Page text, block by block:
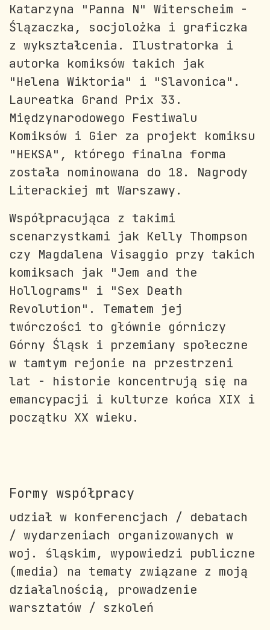
Katarzyna "Panna N" Witerscheim -
Ślązaczka, socjolożka i graficzka
z wykształcenia. Ilustratorka i
autorka komiksów takich jak
"Helena Wiktoria" i "Slavonica".
Laureatka Grand Prix 33.
Międzynarodowego Festiwalu
Komiksów i Gier za projekt komiksu
"HEKSA", którego finalna forma
została nominowana do 18. Nagrody
Literackiej mt Warszawy.
Współpracująca z takimi
scenarzystkami jak Kelly Thompson
czy Magdalena Visaggio przy takich
komiksach jak "Jem and the
Hollograms" i "Sex Death
Revolution". Tematem jej
twórczości to głównie górniczy
Górny Śląsk i przemiany społeczne
w tamtym rejonie na przestrzeni
lat - historie koncentrują się na
emancypacji i kulturze końca XIX i
początku XX wieku.
Formy współpracy
udział w konferencjach / debatach
/ wydarzeniach organizowanych w
woj. śląskim, wypowiedzi publiczne
(media) na tematy związane z moją
działalnością, prowadzenie
warsztatów / szkoleń